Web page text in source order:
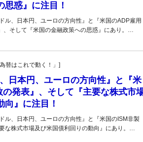
思惑』に注目！
ル、日本円、ユーロの方向性』と『米国のADP雇用
、そして『米国の金融政策への思惑』にあり。…
替はこれで動く！」]
日本円、ユーロの方向性』と『米
の発表』、そして『主要な株式市
』に注目！
ル、日本円、ユーロの方向性』と『米国のISM非製
な株式市場及び米国債利回りの動向』にあり。…